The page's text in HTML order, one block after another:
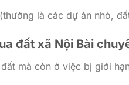
là các dự án nhỏ,
đất xã Nội Bài
mà còn ở việc bị giới